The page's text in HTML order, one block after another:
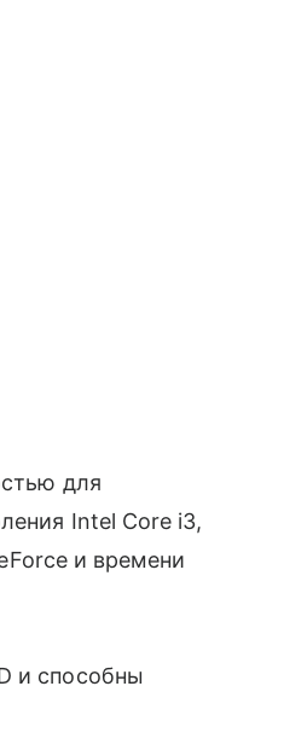
для
Intel Core i3,
и времени
и способны